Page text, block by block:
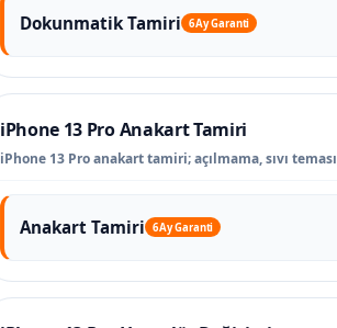
Dokunmatik Tamiri 6 Ay Garanti
iPhone 13 Pro Anakart Tamiri
iPhone 13 Pro anakart tamiri; açılmama, sıvı
Anakart Tamiri 6 Ay Garanti